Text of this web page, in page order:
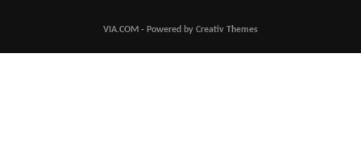
VIA.COM - Powered by Creativ Themes